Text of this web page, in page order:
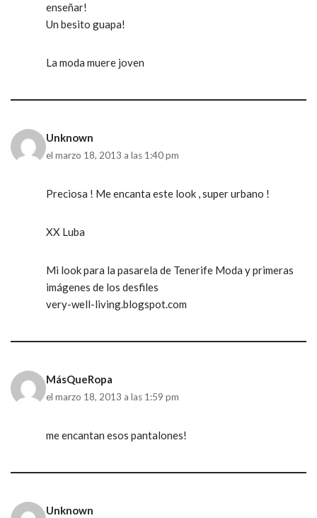
enseñar!
Un besito guapa!
La moda muere joven
Unknown
el marzo 18, 2013 a las 1:40 pm
Preciosa ! Me encanta este look , super urbano !
XX Luba
Mi look para la pasarela de Tenerife Moda y primeras
imágenes de los desfiles
very-well-living.blogspot.com
MásQueRopa
el marzo 18, 2013 a las 1:59 pm
me encantan esos pantalones!
Unknown